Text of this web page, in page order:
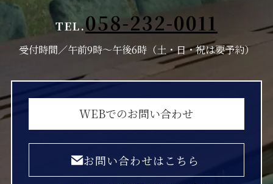
TEL.058-232-0011
受付時間／午前9時〜午後6時（土・日・祝は要予約）
WEBでのお問い合わせ
お問い合わせはこちら